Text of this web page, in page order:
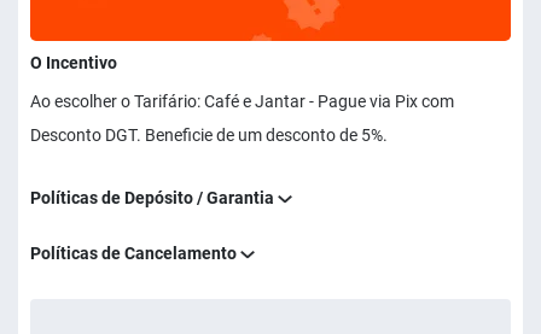
O Incentivo
Ao escolher o Tarifário: Café e Jantar - Pague via Pix com
Desconto DGT. Beneficie de um desconto de 5%.
Políticas de Depósito / Garantia
Políticas de Cancelamento